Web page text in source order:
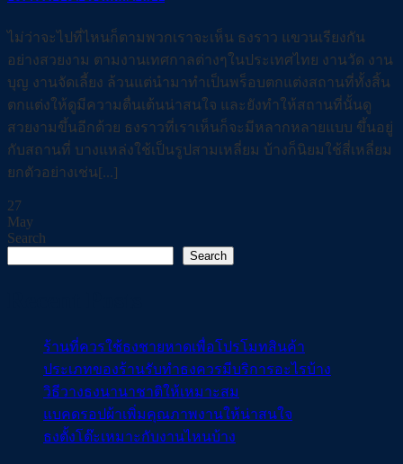
ไม่ว่าจะไปที่ไหนก็ตามพวกเราจะเห็น ธงราว แขวนเรียงกัน
อย่างสวยงาม ตามงานเทศกาลต่างๆในประเทศไทย งานวัด งาน
บุญ งานจัดเลี้ยง ล้วนแต่นำมาทำเป็นพร็อบตกแต่งสถานที่ทั้งสิ้น
ตกแต่งให้ดูมีความตื่นเต้นน่าสนใจ และยังทำให้สถานที่นั้นดู
สวยงามขึ้นอีกด้วย ธงราวที่เราเห็นก็จะมีหลากหลายแบบ ขึ้นอยู่
กับสถานที่ บางแหล่งใช้เป็นรูปสามเหลี่ยม บ้างก็นิยมใช้สี่เหลี่ยม
ยกตัวอย่างเช่น[...]
27
May
Search
Search
ร้านที่ควรใช้ธงชายหาดเพื่อโปรโมทสินค้า
ประเภทของร้านรับทำธงควรมีบริการอะไรบ้าง
วิธีวางธงนานาชาติให้เหมาะสม
แบคดรอปผ้าเพิ่มคุณภาพงานให้น่าสนใจ
ธงตั้งโต๊ะเหมาะกับงานไหนบ้าง